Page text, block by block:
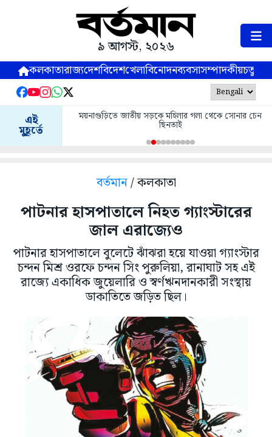
৯ আগস্ট, ২০২৬
কলকাতারাজ্যদেশবিদেশখেলাবিনোদনব্যবসাসম্পাদকীয়
এই
মুহূর্তে
ময়নাগুড়িতে জাতীয় সড়কে মহিলার গলা থেকে সোনার চেন
ছিনতাই
বর্তমান/ কলকাতা
পাটনার হাসপাতালে নিহত গ্যাংস্টারের
জাল এরাজ্যেও
পাটনার হাসপাতালে বুলেটে ঝাঁঝরা হয়ে যাওয়া গ্যাংস্টার
চন্দন মিশ্র ওরফে চন্দন সিং পুরুলিয়া, রানাঘাট সহ এই
রাজ্যে একাধিক জুয়েলারি ও স্বর্ণঋনদানকারী সংস্থায়
ডাকাতিতে জড়িত ছিল।